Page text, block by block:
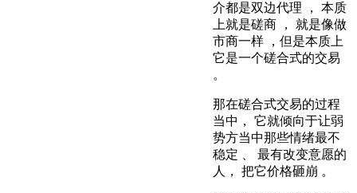
介都是双边代理 ， 本质
上就是磋商 ， 就是像做
市商一样 ，但是本质上
它是一个磋合式的交易
。
那在磋合式交易的过程
当中， 它就倾向于让弱
势方当中那些情绪最不
稳定 、 最有改变意愿的
人， 把它价格砸崩 。